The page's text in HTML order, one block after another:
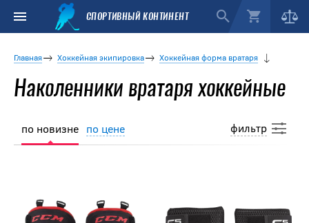
СПОРТИВНЫЙ КОНТИНЕНТ
Главная Хоккейная экипировка Хоккейная форма вратаря
Наколенники вратаря хоккейные
фильтр
по новизне по цене